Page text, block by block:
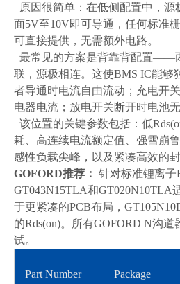
原因很简单：在低侧配置中，
面5V至10V即可导通，任何标准
可直接提供，无需额外电路。
最常见的方案是背靠背配置——
联，源极相连。这使BMS IC能够
者导通时电流自由流动；充电开
电器电流；放电开关断开时电池
该位置的关键参数包括：低
耗、高连续电流额定值、强雪崩
感性负载尖峰，以及紧凑高效的
GOFORD推荐： 针对标准锂离子
GT043N15TLA和GT020N10TLA
于更紧凑的PCB布局，
的Rds(on)。所有GOFORD N沟道
试。
Part Number Package